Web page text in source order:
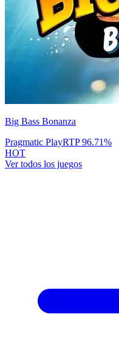
Big Bass Bonanza
Pragmatic PlayRTP96.71%
HOT
Ver todos los juegos